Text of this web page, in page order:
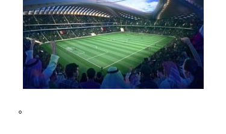
。